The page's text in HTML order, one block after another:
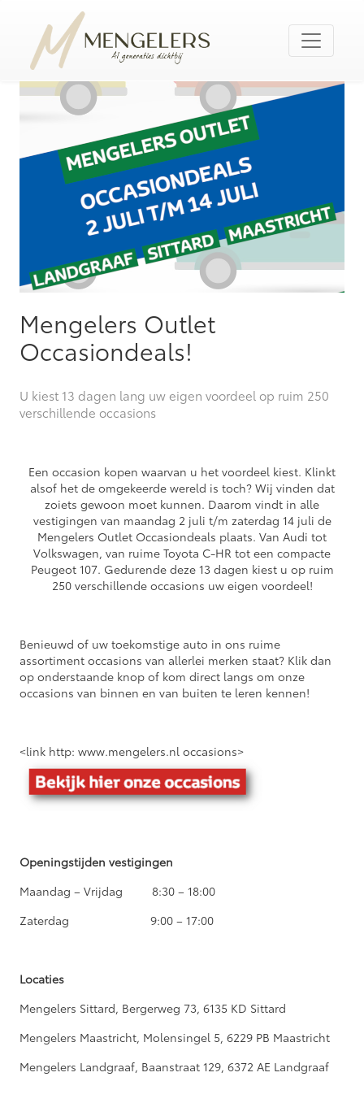
Mengelers Outlet
Occasiondeals!
U kiest 13 dagen lang uw eigen voordeel op ruim 250
verschillende occasions
Een occasion kopen waarvan u het voordeel kiest. Klinkt
alsof het de omgekeerde wereld is toch? Wij vinden dat
zoiets gewoon moet kunnen. Daarom vindt in alle
vestigingen van maandag 2 juli t/m zaterdag 14 juli de
Mengelers Outlet Occasiondeals plaats. Van Audi tot
Volkswagen, van ruime Toyota C-HR tot een compacte
Peugeot 107. Gedurende deze 13 dagen kiest u op ruim
250 verschillende occasions uw eigen voordeel!
Benieuwd of uw toekomstige auto in ons ruime
assortiment occasions van allerlei merken staat? Klik dan
op onderstaande knop of kom direct langs om onze
occasions van binnen en van buiten te leren kennen!
<link http: www.mengelers.nl occasions>
Openingstijden vestigingen
Maandag – Vrijdag 8:30 – 18:00
Zaterdag 9:00 – 17:00
Locaties
Mengelers Sittard, Bergerweg 73, 6135 KD Sittard
Mengelers Maastricht, Molensingel 5, 6229 PB Maastricht
Mengelers Landgraaf, Baanstraat 129, 6372 AE Landgraaf